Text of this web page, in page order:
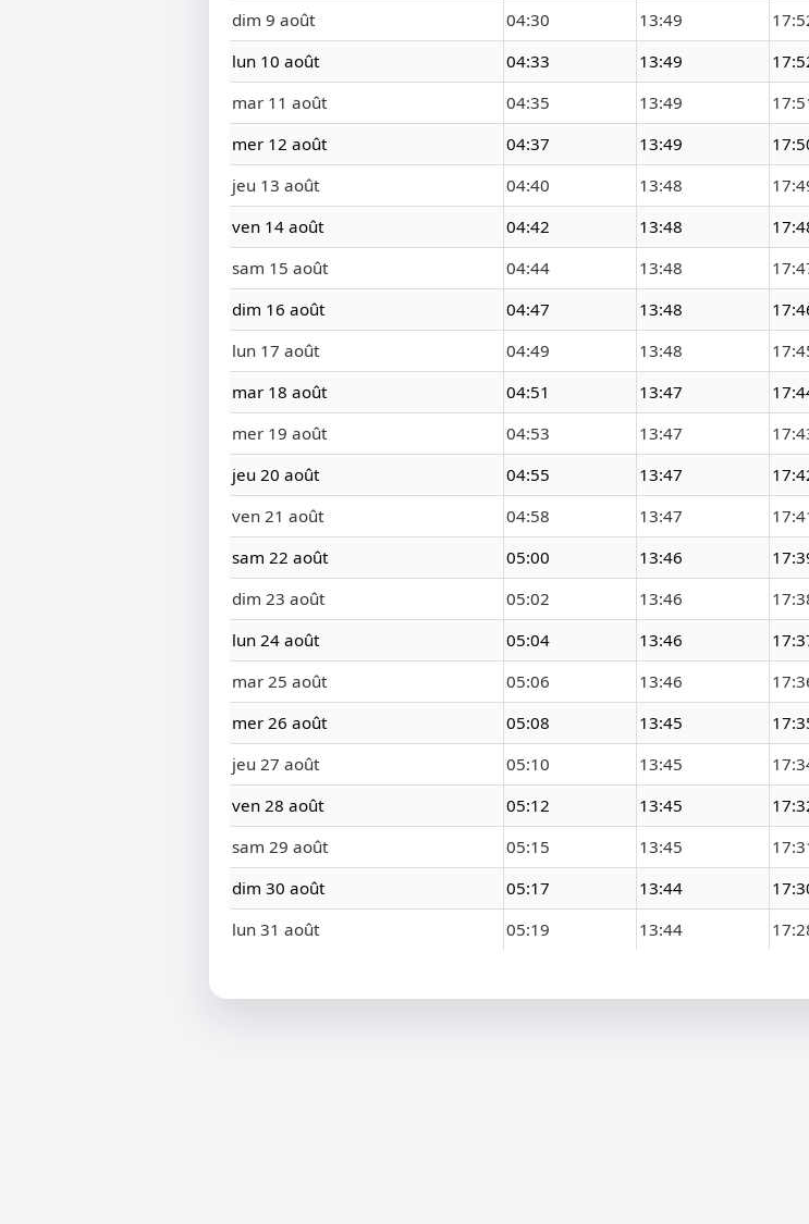
dim 9 août
04:30 13:49
lun 10 août
04:33 13:49
mar 11 août
04:35 13:49
mer 12 août
04:37 13:49
jeu 13 août
04:40 13:48
ven 14 août
04:42 13:48
sam 15 août
04:44 13:48
dim 16 août
04:47 13:48
lun 17 août
04:49 13:48
mar 18 août
04:51 13:47
mer 19 août
04:53 13:47
jeu 20 août
04:55 13:47
ven 21 août
04:58 13:47
sam 22 août
05:00 13:46
dim 23 août
05:02 13:46
lun 24 août
05:04 13:46
mar 25 août
05:06 13:46
mer 26 août
05:08 13:45
jeu 27 août
05:10 13:45
ven 28 août
05:12 13:45
sam 29 août
05:15 13:45
dim 30 août
05:17 13:44
lun 31 août
05:19 13:44